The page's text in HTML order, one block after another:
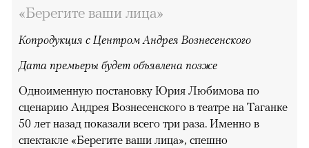
«Берегите ваши лица»
Копродукция с Центром Андрея Вознесенского
Дата премьеры будет объявлена позже
Одноименную постановку Юрия Любимова по
сценарию Андрея Вознесенского в театре на Таганке
50 лет назад показали всего три раза. Именно в
спектакле «Берегите ваши лица», спешно